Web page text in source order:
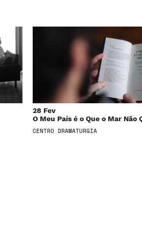
28 Fev
O Meu País é o Que o Mar Não
CENTRO DRAMATURGIA